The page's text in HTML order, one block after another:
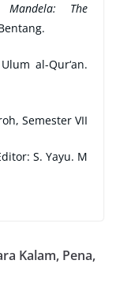
Mandela: The
al-Qur‘an.
Semester VII
S. Yayu. M
Kalam, Pena,